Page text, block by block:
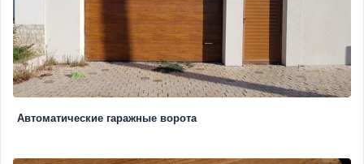
Автоматические гаражные ворота